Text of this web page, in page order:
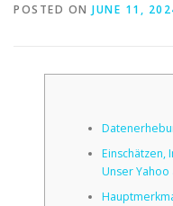
AUTO ACCIDENT
POSTED ON JUNE 11,
Einschätzen,
Unser